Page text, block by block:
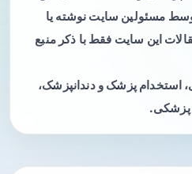
مسئولین سایت نوشته یا
این سایت فقط با ذکر منبع
استخدام پزشک و دندانپزشک،